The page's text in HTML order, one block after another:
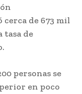
de 673 mil
tasa de
personas se
en poco